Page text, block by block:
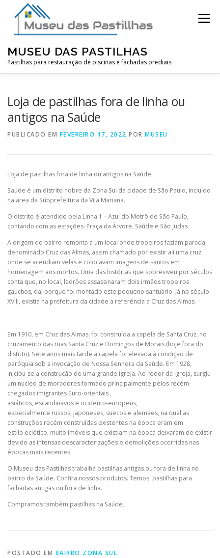
conteúdo
MUSEU DAS PASTILHAS
Pastilhas para restauração de piscinas e fachadas prediais
Menu
Loja de pastilhas fora de linha ou
antigos na Saúde
PUBLICADO EM FEVEREIRO 17, 2022 POR MUSEU
Loja de pastilhas fora de linha ou antigos na Saúde
Saúde é um distrito nobre da Zona Sul da cidade de São Paulo, incluído
na área da Subprefeitura da Vila Mariana.
O distrito é atendido pela Linha 1 – Azul do Metrô de São Paulo,
contando com as estações: Praça da Árvore, Saúde e São Judas
A origem do bairro remonta a um local onde tropeiros faziam parada,
denominado Cruz das Almas, assim chamado por existir ali uma cruz
onde se acendiam velas e colocavam imagens de santos em
homenagem aos mortos. Uma das histórias que sobreviveu por séculos
conta que, no local, ladrões assassinaram dois irmãos tropeiros
gaúchos, daí porque foi montado este pequeno santuário. Já no século
XVIII, existia na prefeitura da cidade a referência a Cruz das Almas.
Em 1910, em Cruz das Almas, foi construída a capela de Santa Cruz, no
cruzamento das ruas Santa Cruz e Domingos de Morais (hoje fora do
distrito). Sete anos mais tarde a capela foi elevada à condição de
paróquia sob a invocação de Nossa Senhora da Saúde. Em 1928,
iniciou-se a construção de uma grande igreja. Ao redor da igreja, surgiu
um núcleo de moradores formado principalmente pelos recém-
chegados imigrantes Euro-orientais ,
asiáticos, escandinavos e ocidento-europeus,
especialmente russos, japoneses, suecos e alemães, na qual as
construções recém construídas existentes na época eram em
estilo eclético, muito imóveis que existiam na época deixaram de existir
devido as intensas descaracterizações e demolições ocorridas nas
épocas mais recentes.
O Museu das Pastilhas trabalha pastilhas antigas ou fora de linha no
bairro da Saúde. Confira nossos produtos. Temos, pastilhas para
fachadas antigas ou fora de linha.
Compramos também pastilhas na Saúde.
POSTADO EM BAIRRO ZONA SUL